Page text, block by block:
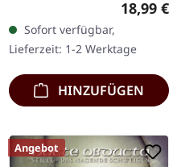
limitiert auf nur 200
Exemplare. Diese
hochwertige…
18,99 €
Sofort verfügbar,
Lieferzeit: 1-2 Werktage
HINZUFÜGEN
Angebot